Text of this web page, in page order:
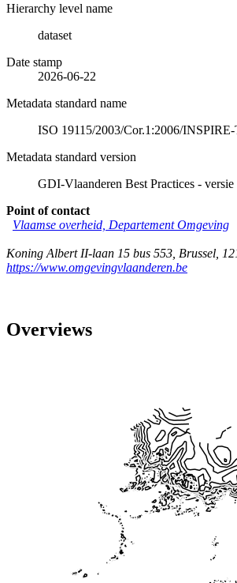
Hierarchy level name
dataset
Date stamp
2026-06-22
Metadata standard name
ISO 19115/2003/Cor.1:2006/
Metadata standard version
GDI-Vlaanderen Best Practices - versie
Point of contact
Vlaamse overheid, Departement Omgeving
Koning Albert II-laan 15 bus 553 Brussel
https://www.omgevingvlaanderen.be
Overviews